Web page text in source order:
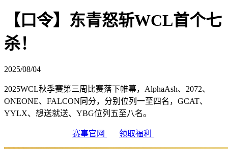
【口令】东青怒斩WCL首个七
杀！
2025/08/04
2025WCL秋季赛第三周比赛落下帷幕，AlphaAsh、2072、
ONEONE、FALCON同分，分别位列一至四名，GCAT、
YYLX、想送就送、YBG位列五至八名。
赛事官网 领取福利